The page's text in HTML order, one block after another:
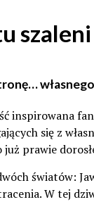
szaleni
inspirowana
się z
prawie
światów:
W tej